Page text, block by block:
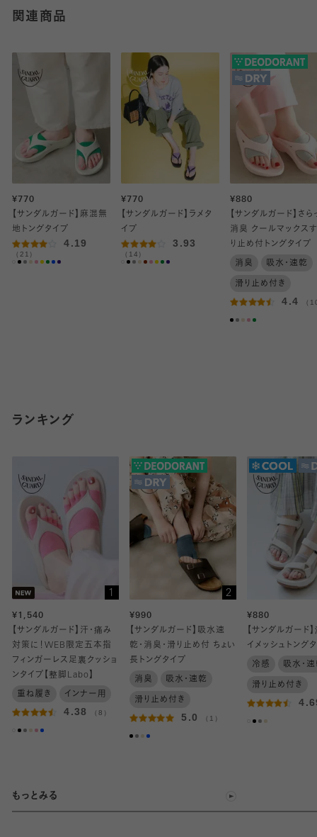
関連商品
¥770
【サンダルガード】麻混無
地トングタイプ
4.19
（21）
¥770
【サンダルガード】ラメタ
イプ
3.93
（14）
¥880
【サンダルガード】さら
消臭 クールマックス
り止め付トングタイプ
消臭 吸水・速乾
滑り止め付き
4.4 （
ランキング
1
¥1,540
【サンダルガード】汗・痛み
対策に！WEB限定五本指
フィンガーレス足裏クッショ
ンタイプ【整脚Labo】
重ね履き インナー用
4.38 （8）
2
¥990
【サンダルガード】吸水速
乾・消臭・滑り止め付 ちょい
長トングタイプ
消臭 吸水・速乾
滑り止め付き
5.0 （1）
¥880
【サンダルガード
イメッシュトング
冷感 吸水・
滑り止め付き
もっとみる